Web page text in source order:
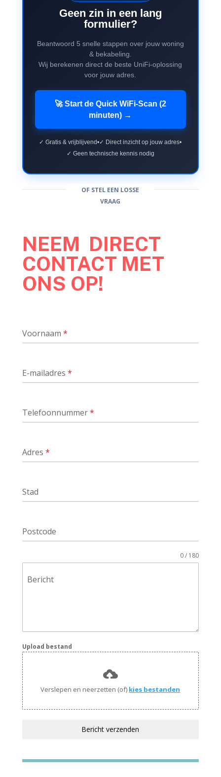
Geen zin in een lang
formulier?
Beantwoord 5 snelle stappen over jouw woning
& bekabeling.
Wij berekenen direct de beste UniFi-oplossing
voor jouw adres.
🚀 Start de Quick WiFi-Scan (2
minuten) →
✓ Gratis & vrijblijvend•✓ Direct inzicht op jouw adres•
✓ Geen technische kennis nodig
OF STEL EEN LOSSE
VRAAG
NEEM DIRECT
CONTACT MET
ONS OP!
Voornaam *
E-mailadres *
Telefoonnummer*
Adres *
Stad
Postcode
Bericht
0 / 180
Upload bestand
Verslepen en neerzetten (of) kies bestanden
Bericht verzenden